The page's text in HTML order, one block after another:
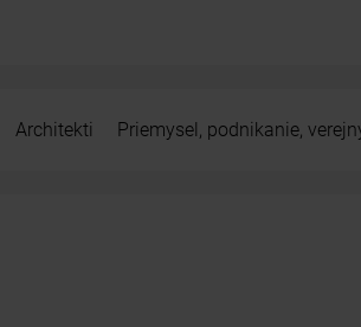
Architekti Priemysel, podnikanie,